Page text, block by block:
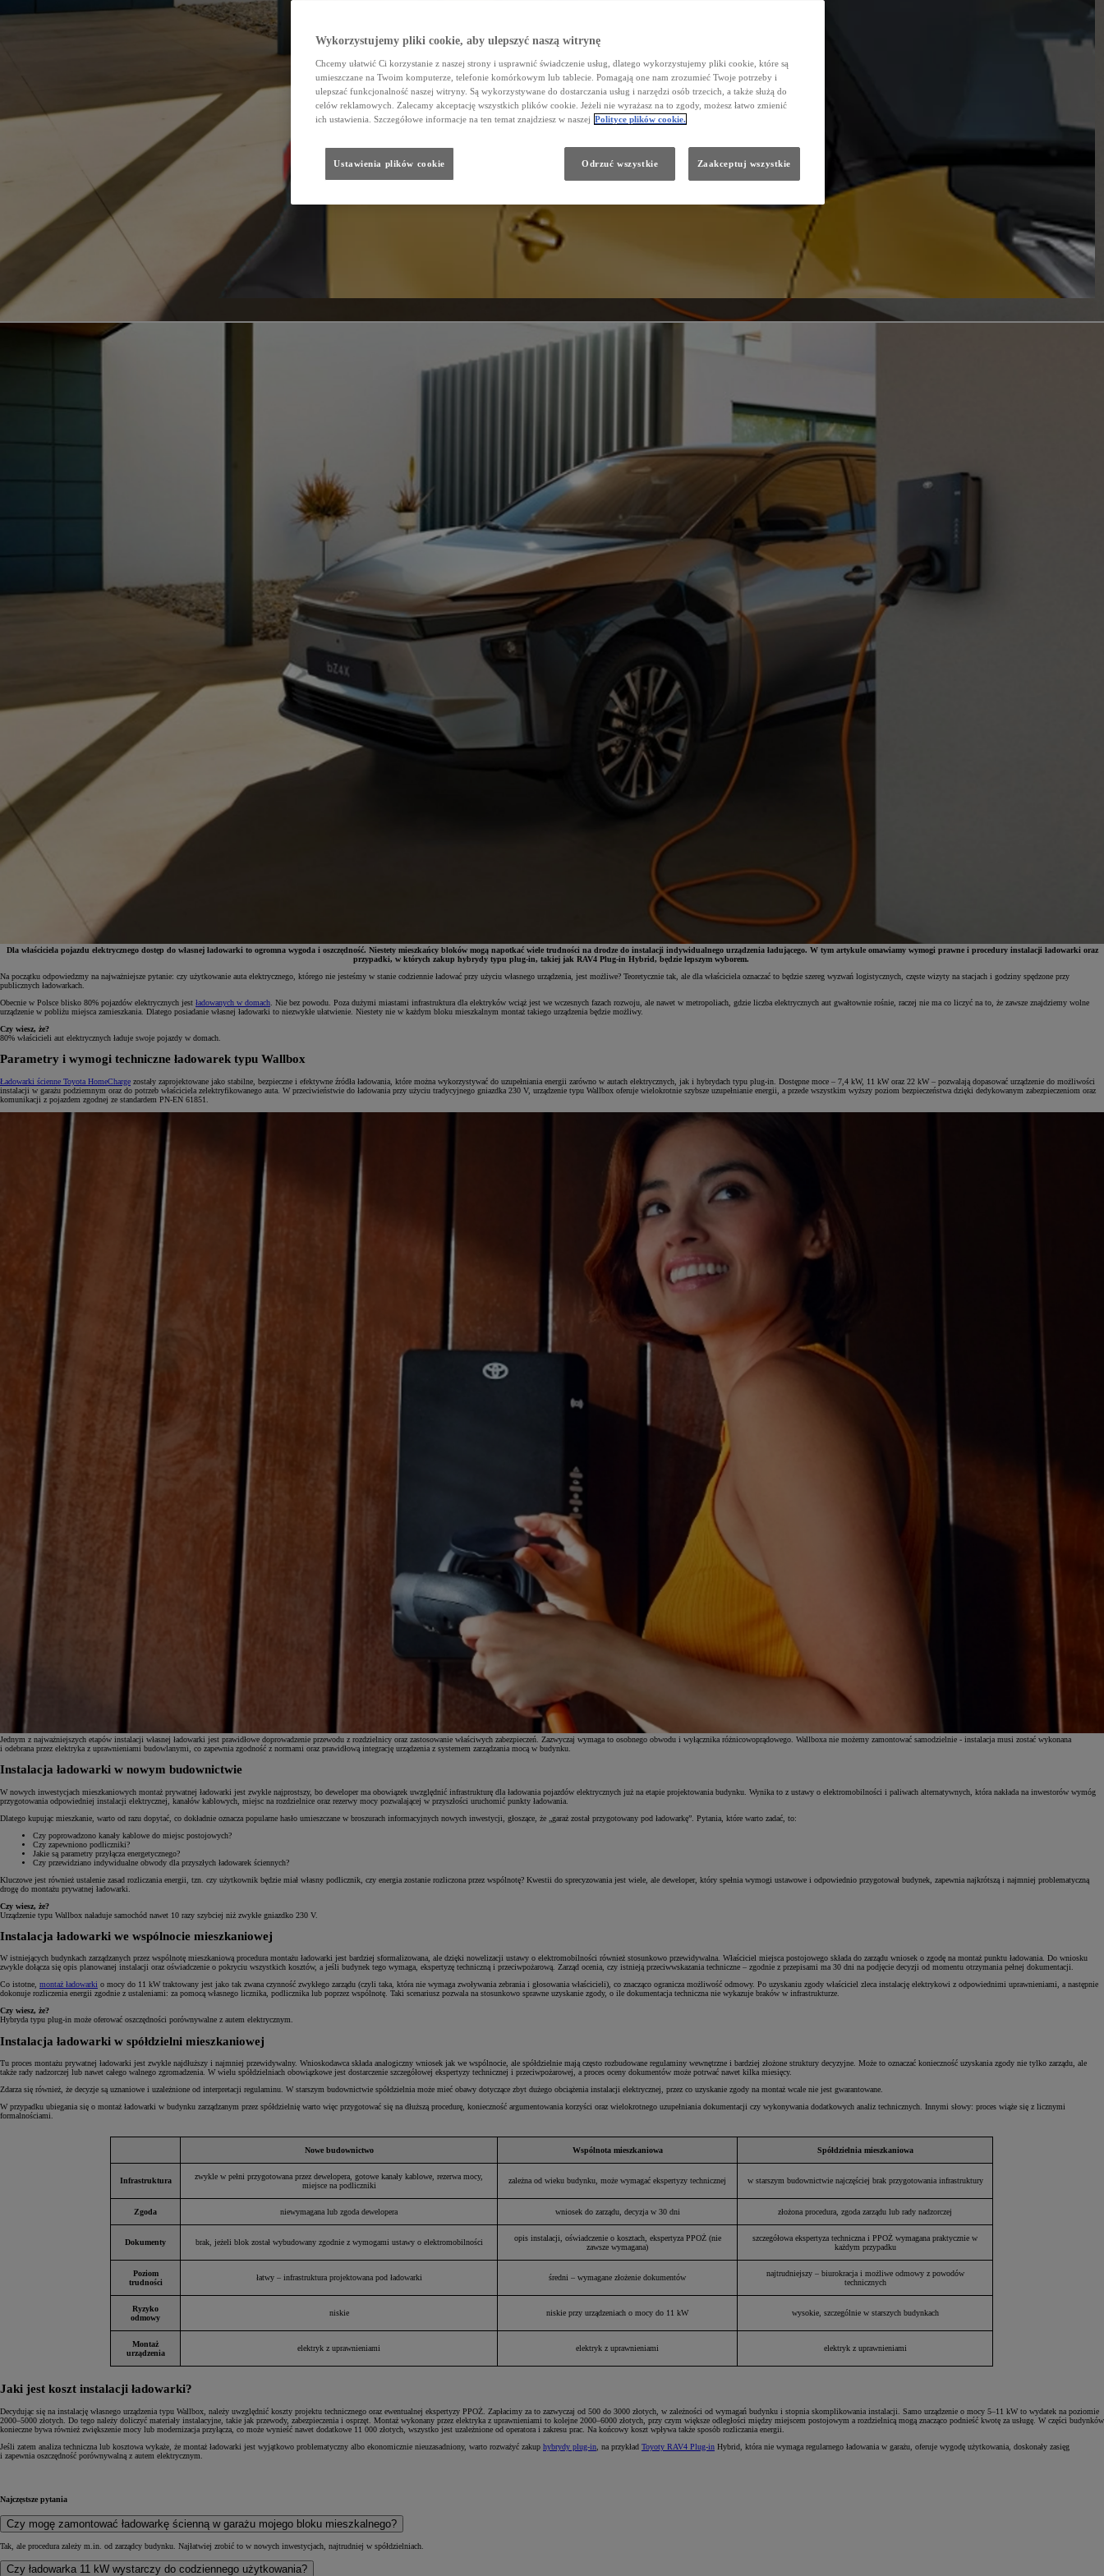
Yaris Cross
HYBRID
Dla właściciela pojazdu elektrycznego dostęp do własnej ładowarki to ogromna wygoda i oszczędność. Niestety mieszkańcy bloków mogą napotkać wiele trudności na drodze do instalacji indywidualnego urządzenia ładującego. W tym artykule omawiamy wymogi prawne i procedury instalacji ładowarki oraz
przypadki, w których zakup hybrydy typu plug-in, takiej jak RAV4 Plug-in Hybrid, będzie lepszym wyborem.
Na początku odpowiedzmy na najważniejsze pytanie: czy użytkowanie auta elektrycznego, którego nie jesteśmy w stanie codziennie ładować przy użyciu własnego urządzenia, jest możliwe? Teoretycznie tak, ale dla właściciela oznaczać to będzie szereg wyzwań logistycznych, częste wizyty na stacjach i godziny spędzone przy
publicznych ładowarkach.
Obecnie w Polsce blisko 80% pojazdów elektrycznych jest ładowanych w domach . Nie bez powodu. Poza dużymi miastami infrastruktura dla elektryków wciąż jest we wczesnych fazach rozwoju, ale nawet w metropoliach, gdzie liczba elektrycznych aut gwałtownie rośnie, raczej nie ma co liczyć na to, że zawsze znajdziemy wolne
urządzenie w pobliżu miejsca zamieszkania. Dlatego posiadanie własnej ładowarki to niezwykłe ułatwienie. Niestety nie w każdym bloku mieszkalnym montaż takiego urządzenia będzie możliwy.
Czy wiesz, że?
80% właścicieli aut elektrycznych ładuje swoje pojazdy w domach.
Parametry i wymogi techniczne ładowarek typu Wallbox
Ładowarki ścienne Toyota HomeCharge zostały zaprojektowane jako stabilne, bezpieczne i efektywne źródła ładowania, które można wykorzystywać do uzupełniania energii zarówno w autach elektrycznych, jak i hybrydach typu plug-in. Dostępne moce – 7,4 kW, 11 kW oraz 22 kW – pozwalają dopasować urządzenie do możliwości
instalacji w garażu podziemnym oraz do potrzeb właściciela zelektryfikowanego auta. W przeciwieństwie do ładowania przy użyciu tradycyjnego gniazdka 230 V, urządzenie typu Wallbox oferuje wielokrotnie szybsze uzupełnianie energii, a przede wszystkim wyższy poziom bezpieczeństwa dzięki dedykowanym zabezpieczeniom oraz
komunikacji z pojazdem zgodnej ze standardem PN-EN 61851.
Jednym z najważniejszych etapów instalacji własnej ładowarki jest prawidłowe doprowadzenie przewodu z rozdzielnicy oraz zastosowanie właściwych zabezpieczeń. Zazwyczaj wymaga to osobnego obwodu i wyłącznika różnicowoprądowego. Wallboxa nie możemy zamontować samodzielnie - instalacja musi zostać wykonana
i odebrana przez elektryka z uprawnieniami budowlanymi, co zapewnia zgodność z normami oraz prawidłową integrację urządzenia z systemem zarządzania mocą w budynku.
Instalacja ładowarki w nowym budownictwie
W nowych inwestycjach mieszkaniowych montaż prywatnej ładowarki jest zwykle najprostszy, bo deweloper ma obowiązek uwzględnić infrastrukturę dla ładowania pojazdów elektrycznych już na etapie projektowania budynku. Wynika to z ustawy o elektromobilności i paliwach alternatywnych, która nakłada na inwestorów wymóg
przygotowania odpowiedniej instalacji elektrycznej, kanałów kablowych, miejsc na rozdzielnice oraz rezerwy mocy pozwalającej w przyszłości uruchomić punkty ładowania.
Dlatego kupując mieszkanie, warto od razu dopytać, co dokładnie oznacza popularne hasło umieszczane w broszurach informacyjnych nowych inwestycji, głoszące, że „garaż został przygotowany pod ładowarkę”. Pytania, które warto zadać, to:
Czy poprowadzono kanały kablowe do miejsc postojowych?
Czy zapewniono podliczniki?
Jakie są parametry przyłącza energetycznego?
Czy przewidziano indywidualne obwody dla przyszłych ładowarek ściennych?
Kluczowe jest również ustalenie zasad rozliczania energii, tzn. czy użytkownik będzie miał własny podlicznik, czy energia zostanie rozliczona przez wspólnotę? Kwestii do sprecyzowania jest wiele, ale deweloper, który spełnia wymogi ustawowe i odpowiednio przygotował budynek, zapewnia najkrótszą i najmniej problematyczną
drogę do montażu prywatnej ładowarki.
Czy wiesz, że?
Urządzenie typu Wallbox naładuje samochód nawet 10 razy szybciej niż zwykłe gniazdko 230 V.
Instalacja ładowarki we wspólnocie mieszkaniowej
W istniejących budynkach zarządzanych przez wspólnotę mieszkaniową procedura montażu ładowarki jest bardziej sformalizowana, ale dzięki nowelizacji ustawy o elektromobilności również stosunkowo przewidywalna. Właściciel miejsca postojowego składa do zarządu wniosek o zgodę na montaż punktu ładowania. Do wniosku
zwykle dołącza się opis planowanej instalacji oraz oświadczenie o pokryciu wszystkich kosztów, a jeśli budynek tego wymaga, ekspertyzę techniczną i przeciwpożarową. Zarząd ocenia, czy istnieją przeciwwskazania techniczne – zgodnie z przepisami ma 30 dni na podjęcie decyzji od momentu otrzymania pełnej dokumentacji.
Co istotne, montaż ładowarki o mocy do 11 kW traktowany jest jako tak zwana czynność zwykłego zarządu (czyli taka, która nie wymaga zwoływania zebrania i głosowania właścicieli), co znacząco ogranicza możliwość odmowy. Po uzyskaniu zgody właściciel zleca instalację elektrykowi z odpowiednimi uprawnieniami, a następnie
dokonuje rozliczenia energii zgodnie z ustaleniami: za pomocą własnego licznika, podlicznika lub poprzez wspólnotę. Taki scenariusz pozwala na stosunkowo sprawne uzyskanie zgody, o ile dokumentacja techniczna nie wykazuje braków w infrastrukturze.
Czy wiesz, że?
Hybryda typu plug-in może oferować oszczędności porównywalne z autem elektrycznym.
Instalacja ładowarki w spółdzielni mieszkaniowej
Tu proces montażu prywatnej ładowarki jest zwykle najdłuższy i najmniej przewidywalny. Wnioskodawca składa analogiczny wniosek jak we wspólnocie, ale spółdzielnie mają często rozbudowane regulaminy wewnętrzne i bardziej złożone struktury decyzyjne. Może to oznaczać konieczność uzyskania zgody nie tylko zarządu, ale
także rady nadzorczej lub nawet całego walnego zgromadzenia. W wielu spółdzielniach obowiązkowe jest dostarczenie szczegółowej ekspertyzy technicznej i przeciwpożarowej, a proces oceny dokumentów może potrwać nawet kilka miesięcy.
Zdarza się również, że decyzje są uznaniowe i uzależnione od interpretacji regulaminu. W starszym budownictwie spółdzielnia może mieć obawy dotyczące zbyt dużego obciążenia instalacji elektrycznej, przez co uzyskanie zgody na montaż wcale nie jest gwarantowane.
W przypadku ubiegania się o montaż ładowarki w budynku zarządzanym przez spółdzielnię warto więc przygotować się na dłuższą procedurę, konieczność argumentowania korzyści oraz wielokrotnego uzupełniania dokumentacji czy wykonywania dodatkowych analiz technicznych. Innymi słowy: proces wiąże się z licznymi
formalnościami.
Nowe budownictwo Wspólnota mieszkaniowa Spółdzielnia mieszkaniowa
Infrastruktura
zwykle w pełni przygotowana przez dewelopera, gotowe kanały kablowe, rezerwa mocy,
miejsce na podliczniki
zależna od wieku budynku, może wymagać ekspertyzy technicznej w starszym budownictwie najczęściej brak przygotowania infrastruktury
Zgoda niewymagana lub zgoda dewelopera wniosek do zarządu, decyzja w 30 dni złożona procedura, zgoda zarządu lub rady nadzorczej
Dokumenty brak, jeżeli blok został wybudowany zgodnie z wymogami ustawy o elektromobilności
opis instalacji, oświadczenie o kosztach, ekspertyza PPOŻ (nie
zawsze wymagana)
szczegółowa ekspertyza techniczna i PPOŻ wymagana praktycznie w
każdym przypadku
Poziom
trudności
łatwy – infrastruktura projektowana pod ładowarki średni – wymagane złożenie dokumentów
najtrudniejszy – biurokracja i możliwe odmowy z powodów
technicznych
Ryzyko
odmowy
niskie niskie przy urządzeniach o mocy do 11 kW wysokie, szczególnie w starszych budynkach
Montaż
urządzenia
elektryk z uprawnieniami elektryk z uprawnieniami elektryk z uprawnieniami
Jaki jest koszt instalacji ładowarki?
Decydując się na instalację własnego urządzenia typu Wallbox, należy uwzględnić koszty projektu technicznego oraz ewentualnej ekspertyzy PPOŻ. Zapłacimy za to zazwyczaj od 500 do 3000 złotych, w zależności od wymagań budynku i stopnia skomplikowania instalacji. Samo urządzenie o mocy 5–11 kW to wydatek na poziomie
2000–5000 złotych. Do tego należy doliczyć materiały instalacyjne, takie jak przewody, zabezpieczenia i osprzęt. Montaż wykonany przez elektryka z uprawnieniami to kolejne 2000–6000 złotych, przy czym większe odległości między miejscem postojowym a rozdzielnicą mogą znacząco podnieść kwotę za usługę. W części budynków
konieczne bywa również zwiększenie mocy lub modernizacja przyłącza, co może wynieść nawet dodatkowe 11 000 złotych, wszystko jest uzależnione od operatora i zakresu prac. Na końcowy koszt wpływa także sposób rozliczania energii.
Jeśli zatem analiza techniczna lub kosztowa wykaże, że montaż ładowarki jest wyjątkowo problematyczny albo ekonomicznie nieuzasadniony, warto rozważyć zakup hybrydy plug-in , na przykład Toyoty RAV4 Plug-in Hybrid, która nie wymaga regularnego ładowania w garażu, oferuje wygodę użytkowania, doskonały zasięg
i zapewnia oszczędność porównywalną z autem elektrycznym.
Najczęstsze pytania
Czy mogę zamontować ładowarkę ścienną w garażu mojego bloku mieszkalnego?
Tak, ale procedura zależy m.in. od zarządcy budynku. Najłatwiej zrobić to w nowych inwestycjach, najtrudniej w spółdzielniach.
Czy ładowarka 11 kW wystarczy do codziennego użytkowania?
Wykorzystujemy pliki cookie, aby ulepszyć naszą witrynę
Chcemy ułatwić Ci korzystanie z naszej strony i usprawnić świadczenie usług, dlatego wykorzystujemy pliki cookie, które są
umieszczane na Twoim komputerze, telefonie komórkowym lub tablecie. Pomagają one nam zrozumieć Twoje potrzeby i
ulepszać funkcjonalność naszej witryny. Są wykorzystywane do dostarczania usług i narzędzi osób trzecich, a także służą do
celów reklamowych. Zalecamy akceptację wszystkich plików cookie. Jeżeli nie wyrażasz na to zgody, możesz łatwo zmienić
ich ustawienia. Szczegółowe informacje na ten temat znajdziesz w naszej Polityce plików cookie.
Odrzuć wszystkie Zaakceptuj wszystkie
Ustawienia plików cookie